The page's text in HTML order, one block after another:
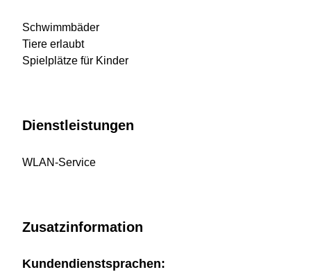
Schwimmbäder
Tiere erlaubt
Spielplätze für Kinder
Dienstleistungen
WLAN-Service
Zusatzinformation
Kundendienstsprachen: